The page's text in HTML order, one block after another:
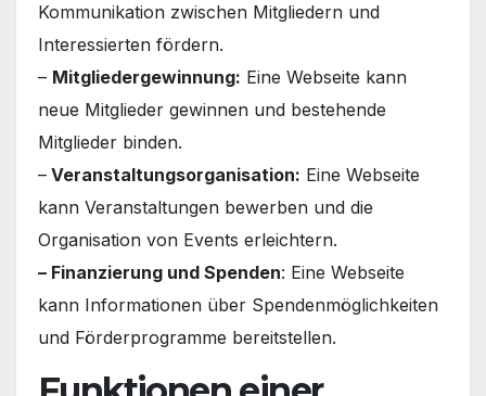
Kommunikation zwischen Mitgliedern und
Interessierten fördern.
– Mitgliedergewinnung: Eine Webseite kann
neue Mitglieder gewinnen und bestehende
Mitglieder binden.
– Veranstaltungsorganisation: Eine Webseite
kann Veranstaltungen bewerben und die
Organisation von Events erleichtern.
– Finanzierung und Spenden: Eine Webseite
kann Informationen über Spendenmöglichkeiten
und Förderprogramme bereitstellen.